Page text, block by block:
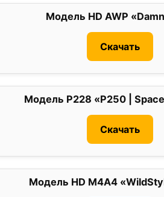
Модель HD AWP
Скачать
Модель P228 «P250 |
Скачать
Модель HD M4A4